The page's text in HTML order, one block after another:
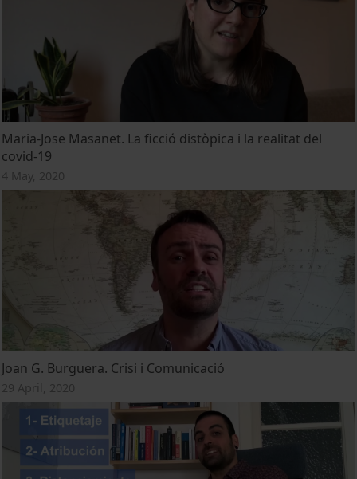
Maria-Jose Masanet. La ficció distòpica i la realitat del
covid-19
4 May, 2020
Joan G. Burguera. Crisi i Comunicació
29 April, 2020